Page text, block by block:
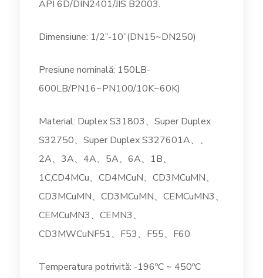
API 6D/DIN2401/JIS B2003.
Dimensiune: 1/2”-10”(DN15~DN250)
Presiune nominală: 150LB-
600LB/PN16~PN100/10K~60K)
Material: Duplex S31803、Super Duplex
S32750、Super Duplex S327601A、、
2A、3A、4A、5A、6A、1B、
1C,CD4MCu、CD4MCuN、CD3MCuMN、
CD3MCuMN、CD3MCuMN、CEMCuMN3、
CEMCuMN3、CEMN3、
CD3MWCuNF51、F53、F55、F60
Temperatura potrivită: -196ºC ~ 450ºC